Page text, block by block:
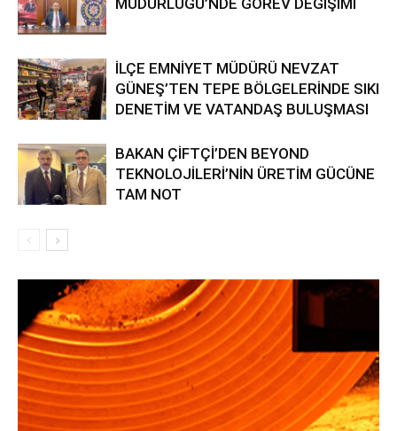
İLÇE EMNİYET MÜDÜRÜ NEVZAT
GÜNEŞ’TEN TEPE BÖLGELERİNDE SIKI
DENETİM VE VATANDAŞ BULUŞMASI
BAKAN ÇİFTÇİ’DEN BEYOND
TEKNOLOJİLERİ’NİN ÜRETİM GÜCÜNE
TAM NOT